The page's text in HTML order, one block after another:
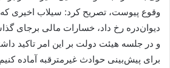
وقوع پیوست، تصریح کرد: سیلاب اخیری
دیوان‌دره رخ داد، خسارات مالی برجای
و در جلسه هیئت دولت بر این امر تاکید
برای پیش‌بینی‌ حوادث غیرمترقبه آماده